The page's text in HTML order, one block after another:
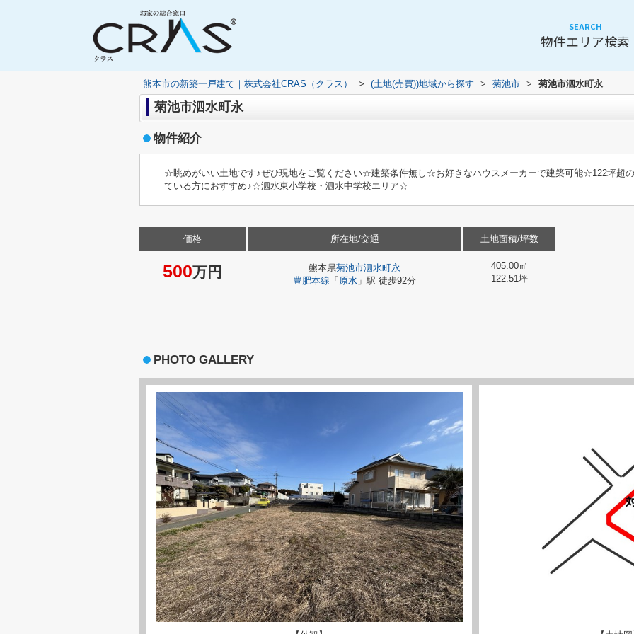
SEARCH
物件エリア検索
熊本市の新築一戸建て｜株式会社CRAS（クラス） > (土地(売買))地域から探す > 菊池市 > 菊池市泗水町永
菊池市泗水町永
物件紹介
☆眺めがいい土地です♪ぜひ現地をご覧ください☆建築条件無し☆お好きなハウスメーカーで建築可能☆122坪超
ている方におすすめ♪☆泗水東小学校・泗水中学校エリア☆
価格
500万円
所在地/交通
熊本県菊池市泗水町永
豊肥本線 「 原水 」駅 徒歩92分
土地面積/坪数
405.00㎡
122.51坪
PHOTO GALLERY